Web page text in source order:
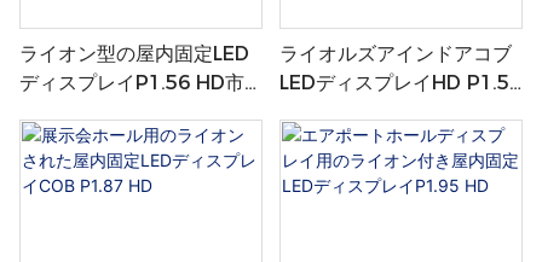
ライオン型の屋内固定LED
ディスプレイP1.56 HD市
ライオルズアインドアコブ
LEDディスプレイHD P1.56
ク